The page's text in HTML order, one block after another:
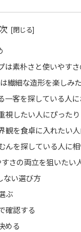
は素朴さと使いやす
繊細な造形を楽しみ
一客を探している人
視したい人にぴったり
観を食卓に入れたい
を探している人に
さの両立を狙いたい
ない選び方
ぶ
確認する
める